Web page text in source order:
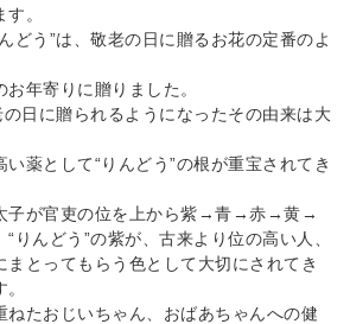
。
どう”は、敬老の日に贈るお花の定番のよ
年寄りに贈りました。
の日に贈られるようになったその由来は大
薬として“りんどう”の根が重宝されてき
子が官吏の位を上から紫→青→赤→黄→
りんどう”の紫が、古来より位の高い人、
まとってもらう色として大切にされてき
ねたおじいちゃん、おばあちゃんへの健